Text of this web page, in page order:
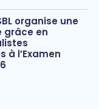
organise une
grâce en
à l’Examen